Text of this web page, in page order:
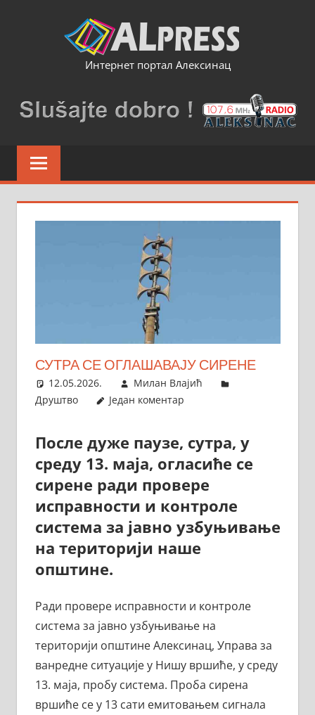
Интернет портал Алексинац
СУТРА СЕ ОГЛАШАВАЈУ СИРЕНЕ
12.05.2026.
Милан Влајић
Друштво
Један коментар
После дуже паузе, сутра, у
среду 13. маја, огласиће се
сирене ради провере
исправности и контроле
система за јавно узбуњивање
на територији наше
општине.
Ради провере исправности и контроле
система за јавно узбуњивање на
територији општине Алексинац, Управа за
ванредне ситуације у Нишу вршиће, у среду
13. маја, пробу система. Проба сирена
вршиће се у 13 сати емитовањем сигнала